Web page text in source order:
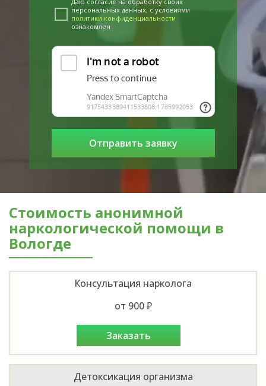
персональных данных, с условиями
политики конфиденциальности
ознакомлен
Стоимость анонимной
наркологической помощи в
Вологде
Консультация нарколога
от 900 ₽
заказать
Детоксикация организма